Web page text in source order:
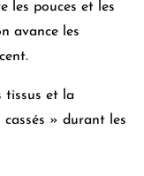
les pouces et les
avance les
tissus et la
» durant les